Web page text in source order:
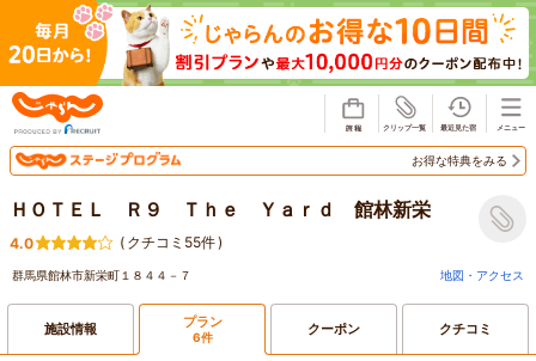
お得な特典をみる
ＨＯＴＥＬ Ｒ９ Ｔｈｅ Ｙａｒｄ 館林新栄
4.0 ( クチコミ55件)
群馬県館林市新栄町１８４４－７ 地図・アクセス
施設情報 プラン
6件 クーポン クチコミ